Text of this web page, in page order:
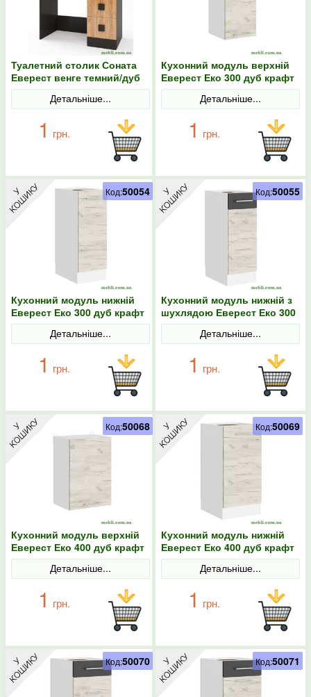
Туалетний столик Соната
Еверест венге темний/дуб
крафт золотий
Детальніше...
1 грн.
Кухонний модуль верхній
Еверест Еко 300 дуб крафт
білий/білий 30х30х58
Детальніше...
1 грн.
Кухонний модуль нижній
Еверест Еко 300 дуб крафт
білий/білий 30х46х82
Детальніше...
1 грн.
Код:50054
Кухонний модуль нижній з
шухлядою Еверест Еко 300
дуб крафт білий/графіт/
білий 30х46х82
Детальніше...
1 грн.
Код:50055
Кухонний модуль верхній
Еверест Еко 400 дуб крафт
білий/білий 40х30х58
Детальніше...
1 грн.
Код:50068
Кухонний модуль нижній
Еверест Еко 400 дуб крафт
білий/білий 40х46х82
Детальніше...
1 грн.
Код:50069
Код:50070 Код:50071